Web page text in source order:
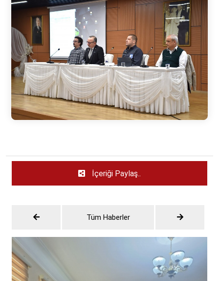
İçeriği Paylaş..
Tüm Haberler